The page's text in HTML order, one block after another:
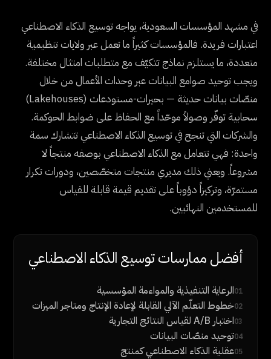
في مشهد المؤسسات السعودية، يواجه توسيع الذكاء الاصطناعي
اعتبارات فريدة. فالمؤسسات كثيراً ما تعمل عبر ولايات تنظيمية
متعددة، ما يستلزم نماذج تتكيّف مع متطلبات امتثال مختلفة.
ويجب توحيد صوامع البيانات عبر وحدات الأعمال من خلال
منصّات بيانات حديثة — بحيرات-مستودعات (Lakehouses)
سحابية توفّر وصولاً موحّداً مع الحفاظ على ضوابط الحوكمة.
والشركات التي تنجح في توسيع الذكاء الاصطناعي تتشارك سمة
واحدة: فهي تتعامل مع الذكاء الاصطناعي بوصفه منتجاً لا
مشروعاً. ويعني ذلك مديري منتجات متخصّصين، ودورات تكرار
مستمرّة، وتركيزاً دؤوباً على تقديم قيمة قابلة للقياس
للمستخدمين النهائيين.
أفضل ممارسات توسيع الذكاء الاصطناعي
01الرعاية التنفيذية والمواءمة المؤسسية
02خطوط التعلّم الآلي القابلة لإعادة الإنتاج ومتاجر الميزات
03اختبار A/B لقياس النتائج التجارية
04توحيد منصّات البيانات
05عقلية الذكاء الاصطناعي كمنتج